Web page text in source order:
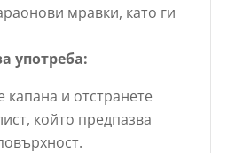
мравки, като ги
употреба:
капана и отстранете
който предпазва